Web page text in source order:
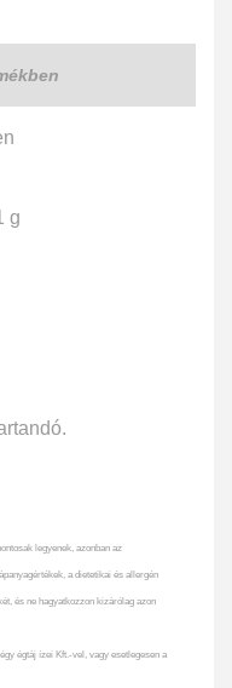
g
legyenek, azonban az
a dietetikai és allergén
és ne hagyatkozzon kizárólag azon
égtáj ízei Kft.-vel, vagy esetlegesen a